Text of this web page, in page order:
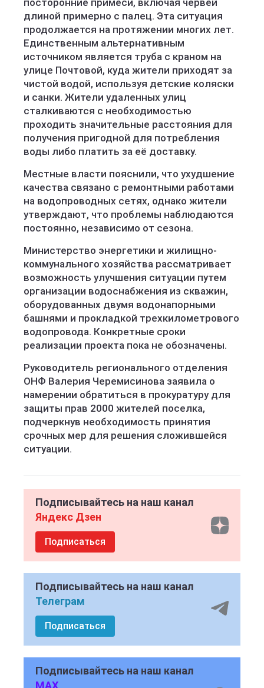
посторонние примеси, включая червей
длиной примерно с палец. Эта ситуация
продолжается на протяжении многих лет.
Единственным альтернативным
источником является труба с краном на
улице Почтовой, куда жители приходят за
чистой водой, используя детские коляски
и санки. Жители удаленных улиц
сталкиваются с необходимостью
проходить значительные расстояния для
получения пригодной для потребления
воды либо платить за её доставку.
Местные власти пояснили, что ухудшение
качества связано с ремонтными работами
на водопроводных сетях, однако жители
утверждают, что проблемы наблюдаются
постоянно, независимо от сезона.
Министерство энергетики и жилищно-
коммунального хозяйства рассматривает
возможность улучшения ситуации путем
организации водоснабжения из скважин,
оборудованных двумя водонапорными
башнями и прокладкой трехкилометрового
водопровода. Конкретные сроки
реализации проекта пока не обозначены.
Руководитель регионального отделения
ОНФ Валерия Черемисинова заявила о
намерении обратиться в прокуратуру для
защиты прав 2000 жителей поселка,
подчеркнув необходимость принятия
срочных мер для решения сложившейся
ситуации.
Подписывайтесь на наш канал
Яндекс Дзен
Подписаться
Подписывайтесь на наш канал
Телеграм
Подписаться
Подписывайтесь на наш канал
MAX